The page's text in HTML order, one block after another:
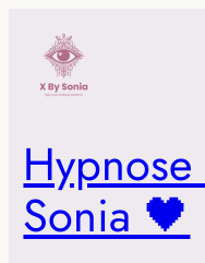
contenu
Sonia 🖤